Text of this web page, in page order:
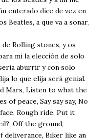
enterado dice de vez en
Beatles, a que va a sonar,
Rolling stones, y os
mi la elección de solo
aburrir y con solo
lo que elija será genial.
Mars, Listen to what the
of peace, Say say say, No
Rough ride, Put it
Off the ground,
deliverance, Biker like an